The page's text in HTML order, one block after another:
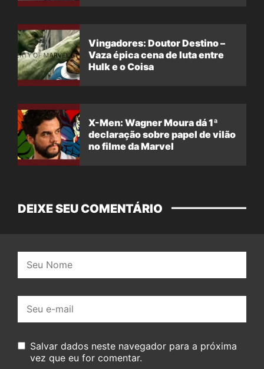
Vingadores: Doutor Destino –
Vaza épica cena de luta entre
Hulk e o Coisa
X-Men: Wagner Moura dá 1ª
declaração sobre papel de vilão
no filme da Marvel
DEIXE SEU COMENTÁRIO
mail:
Salvar dados neste navegador para a próxima
vez que eu for comentar.